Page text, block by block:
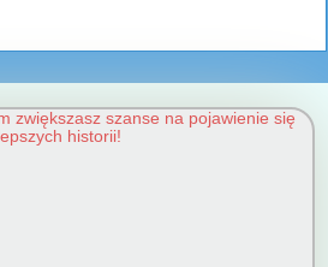
zwiększasz szanse na pojawienie się
lepszych historii!